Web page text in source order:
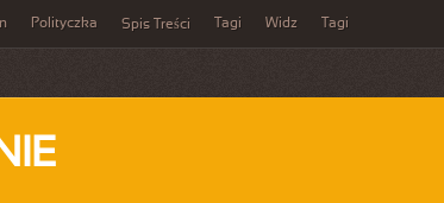
Polityczka Spis Treści Tagi Widz Tagi